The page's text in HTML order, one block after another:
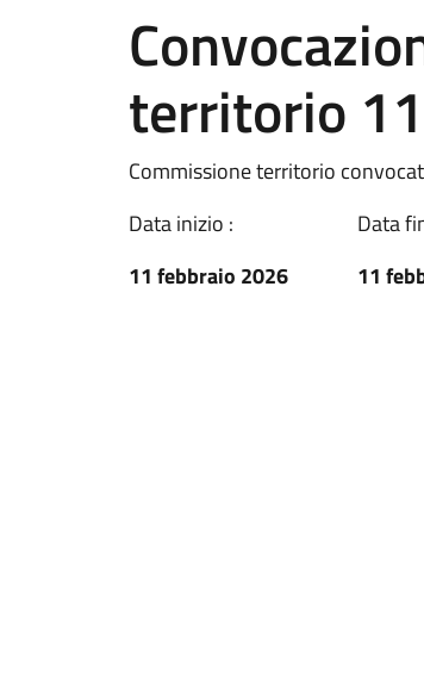
territorio
Commissione territorio
Data inizio :
11 febbraio 2026
Data
11